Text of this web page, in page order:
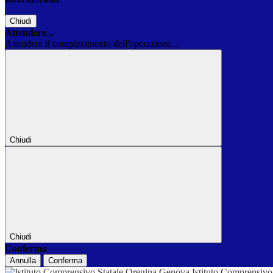
Chiudi
Attendere...
Attendere il completamento dell'operazione...
Chiudi
Chiudi
Conferma
Annulla Conferma